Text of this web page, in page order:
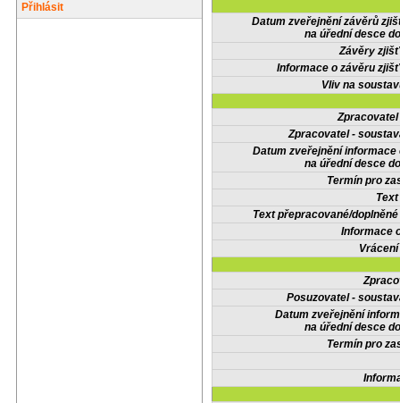
Přihlásit
Datum zveřejnění závěrů
na úřední desce
Závěry
Informace o závěru
Vliv na
Zpracovatel -
Datum zveřejnění informace
na úřední desce
Termín pro
Text přepracované/
Informace
Posuzovatel -
Datum zveřejnění
na úřední desce
Termín pro